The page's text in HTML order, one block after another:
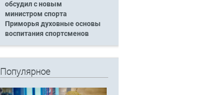
обсудил с новым
министром спорта
Приморья духовные основы
воспитания спортсменов
Популярное